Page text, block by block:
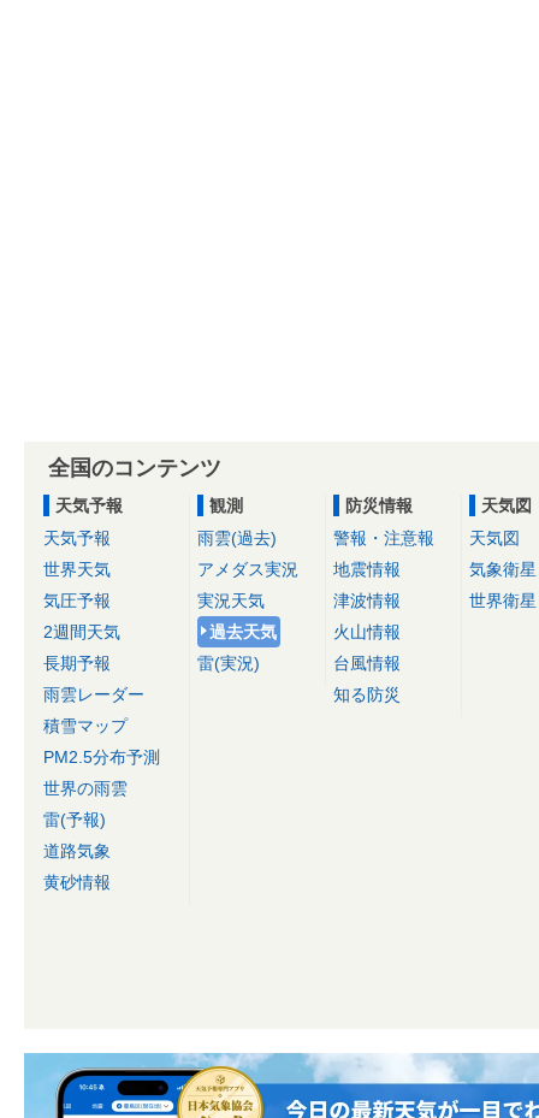
全国のコンテンツ
天気予報
天気予報
世界天気
気圧予報
2週間天気
長期予報
雨雲レーダー
積雪マップ
PM2.5分布予測
世界の雨雲
雷(予報)
道路気象
黄砂情報
観測
雨雲(過去)
アメダス実況
実況天気
過去天気
雷(実況)
防災情報
警報・注意報
地震情報
津波情報
火山情報
台風情報
知る防災
天気図
天気図
気象衛星
世界衛星